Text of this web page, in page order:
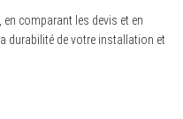
comparant les devis et en
durabilité de votre installation et